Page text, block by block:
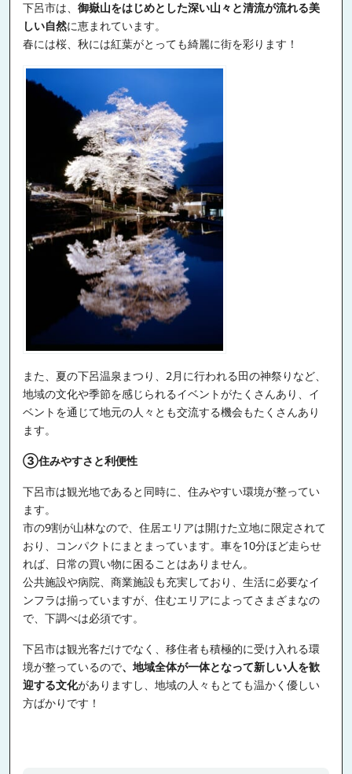
下呂市は、 御嶽山をはじめとした深い山々と清流が流れる美
しい自然に恵まれています。
春には桜、秋には紅葉がとっても綺麗に街を彩ります！
また、夏の下呂温泉まつり、2月に行われる田の神祭りなど、
地域の文化や季節を感じられるイベントがたくさんあり、イ
ベントを通じて地元の人々とも交流する機会もたくさんあり
ます。
③住みやすさと利便性
下呂市は観光地であると同時に、住みやすい環境が整ってい
ます。
市の9割が山林なので、住居エリアは開けた立地に限定されて
おり、コンパクトにまとまっています。車を10分ほど走らせ
れば、日常の買い物に困ることはありません。
公共施設や病院、商業施設も充実しており、生活に必要なイ
ンフラは揃っていますが、住むエリアによってさまざまなの
で、下調べは必須です。
下呂市は観光客だけでなく、移住者も積極的に受け入れる環
境が整っているので、地域全体が一体となって新しい人を歓
迎する文化がありますし、地域の人々もとても温かく優しい
方ばかりです！